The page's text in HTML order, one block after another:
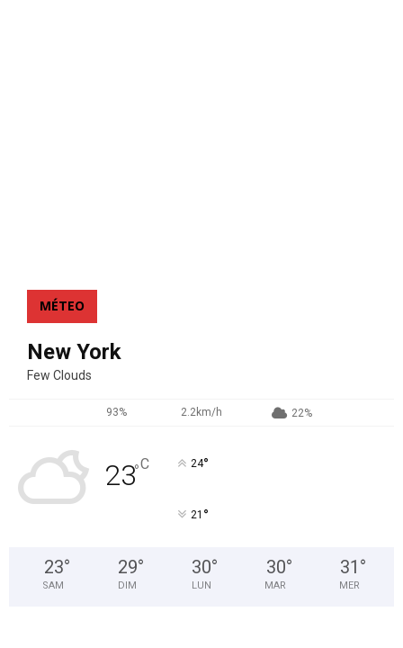
MÉTEO
New York
Few Clouds
93% 2.2km/h 22%
23°C 24°
21 °
23°
SAM
29°
DIM
30°
LUN
30°
MAR
31 °
MER